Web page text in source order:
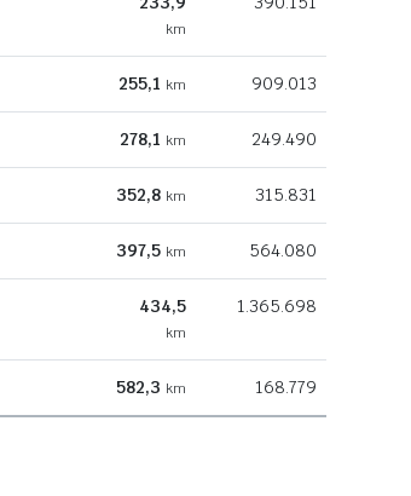
km
255,1 km 909.013
278,1 km 249.490
352,8 km 315.831
397,5 km 564.080
434,5
km
1.365.698
582,3 km 168.779